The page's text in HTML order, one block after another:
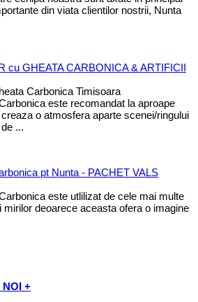
din viata clientilor nostrii, Nunta
cu GHEATA CARBONICA & ARTIFICII
Carbonica Timisoara
este recomandat la aproape
o atmosfera aparte scenei/ringului
...
pt Nunta - PACHET VALS
este utlilizat de cele mai multe
deoarece aceasta ofera o imagine
NOI +